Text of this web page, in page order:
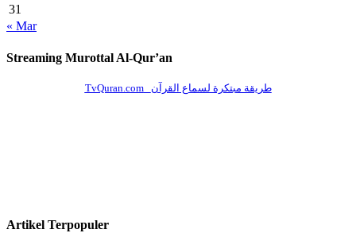
31
« Mar
Streaming Murottal Al-Qur’an
Artikel Terpopuler